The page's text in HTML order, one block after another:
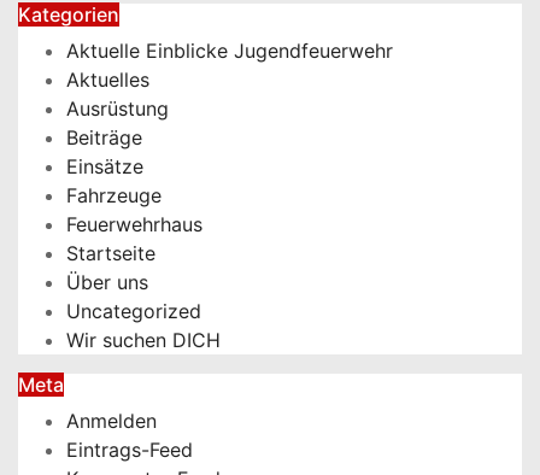
Kategorien
Aktuelle Einblicke Jugendfeuerwehr
Aktuelles
Ausrüstung
Beiträge
Einsätze
Fahrzeuge
Feuerwehrhaus
Startseite
Über uns
Uncategorized
Wir suchen DICH
Meta
Anmelden
Eintrags-Feed